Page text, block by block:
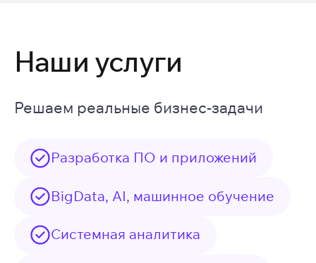
Наши услуги
Решаем реальные бизнес-задачи
Разработка ПО и приложений
BigData, AI, машинное обучение
Системная аналитика